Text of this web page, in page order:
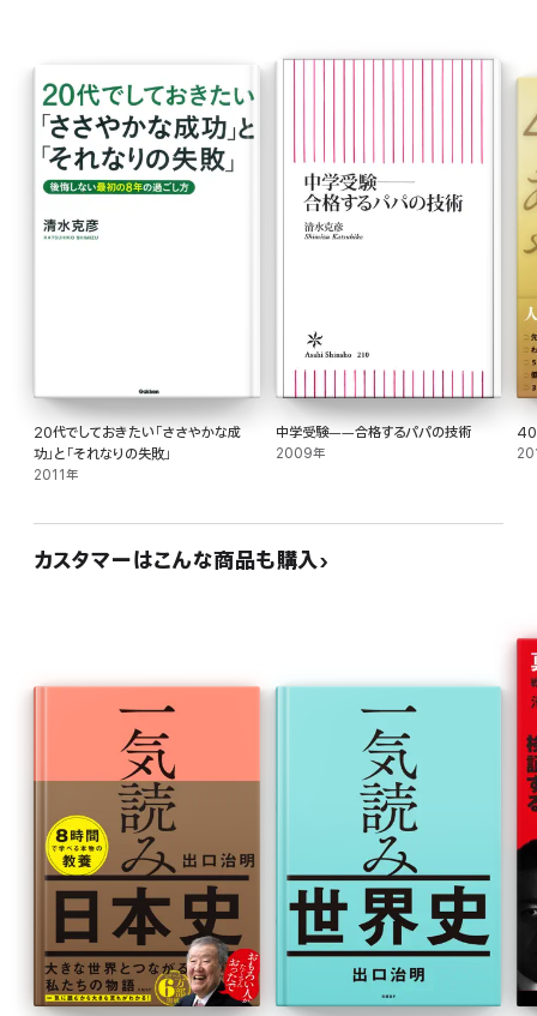
20代でしておきたい「ささやかな成
功」と「それなりの失敗」
2011年
中学受験――合格するパパの技術
2009年
40
カスタマーはこんな商品も購入